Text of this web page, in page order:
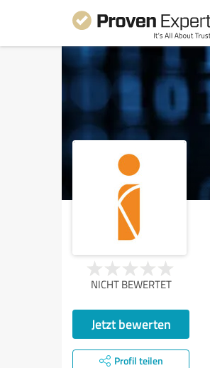
NICHT BEWERTET
Jetzt bewerten
Profil teilen